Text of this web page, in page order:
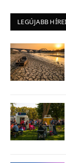
LEGÚJABB